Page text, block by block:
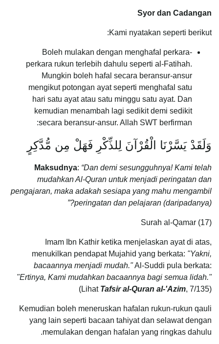
Syor dan Cadangan
Kami nyatakan seperti berikut:
Boleh mulakan dengan menghafal perkara-
perkara rukun terlebih dahulu seperti al-Fatihah.
Mungkin boleh hafal secara beransur-ansur
mengikut potongan ayat seperti menghafal satu
hari satu ayat atau satu minggu satu ayat. Dan
kemudian menambah lagi sedikit demi sedikit
secara beransur-ansur. Allah SWT berfirman:
وَلَقَدْ يَسَّرْنَا الْقُرْآنَ لِلذِّكْرِ فَهَلْ مِن مُّدَّكِرٍ
Maksudnya: “Dan demi sesungguhnya! Kami telah
mudahkan Al-Quran untuk menjadi peringatan dan
pengajaran, maka adakah sesiapa yang mahu mengambil
peringatan dan pelajaran (daripadanya)?”
Surah al-Qamar (17)
Imam Ibn Kathir ketika menjelaskan ayat di atas,
menukilkan pendapat Mujahid yang berkata: "Yakni,
bacaannya menjadi mudah."Al-Suddi pula berkata:
"Ertinya, Kami mudahkan bacaannya bagi semua lidah."
(Lihat Tafsir al-Quran al-'Azim, 7/135)
Kemudian boleh meneruskan hafalan rukun-rukun qauli
yang lain seperti bacaan tahiyat dan selawat dengan
memulakan dengan hafalan yang ringkas dahulu.